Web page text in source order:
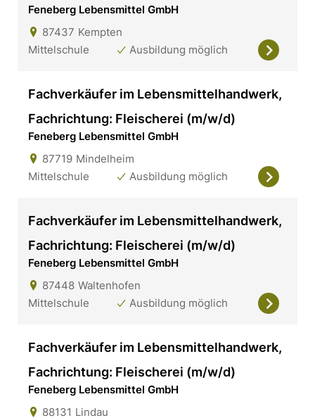
Feneberg Lebensmittel GmbH
87437 Kempten
Mittelschule
Ausbildung möglich
Fachverkäufer im Lebensmittelhandwerk,
Fachrichtung: Fleischerei (m/w/d)
Feneberg Lebensmittel GmbH
87719 Mindelheim
Mittelschule
Ausbildung möglich
Fachverkäufer im Lebensmittelhandwerk,
Fachrichtung: Fleischerei (m/w/d)
Feneberg Lebensmittel GmbH
87448 Waltenhofen
Mittelschule
Ausbildung möglich
Fachverkäufer im Lebensmittelhandwerk,
Fachrichtung: Fleischerei (m/w/d)
Feneberg Lebensmittel GmbH
88131 Lindau